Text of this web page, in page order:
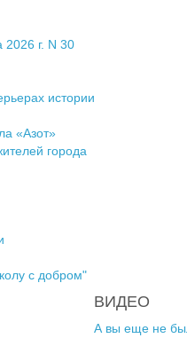
2026 г. N 30
истории
«Азот»
города
с добром"
ВИДЕО
А вы еще не